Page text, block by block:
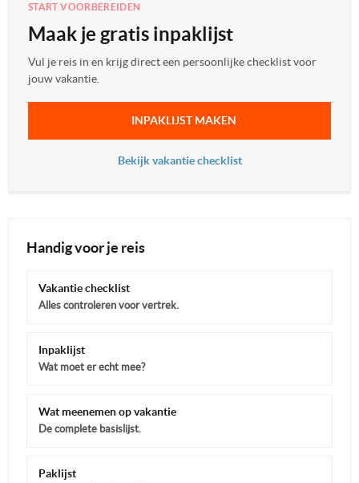
START VOORBEREIDEN
Maak je gratis inpaklijst
Vul je reis in en krijg direct een persoonlijke checklist voor
jouw vakantie.
INPAKLIJST MAKEN
Bekijk vakantie checklist
Handig voor je reis
Vakantie checklist
Alles controleren voor vertrek.
Inpaklijst
Wat moet er echt mee?
Wat meenemen op vakantie
De complete basislijst.
Paklijst